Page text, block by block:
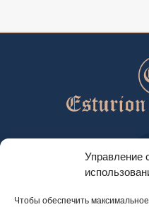
Управление
Чтобы обеспечить
с 9 до 18